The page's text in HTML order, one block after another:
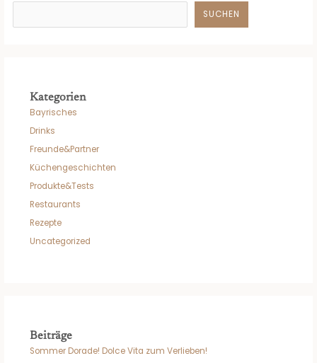
SUCHEN
Kategorien
Bayrisches
Drinks
Freunde&Partner
Küchengeschichten
Produkte&Tests
Restaurants
Rezepte
Uncategorized
Beiträge
Sommer Dorade! Dolce Vita zum Verlieben!